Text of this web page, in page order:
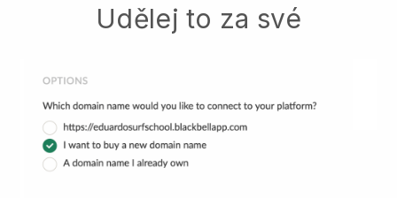
Udělej to za své